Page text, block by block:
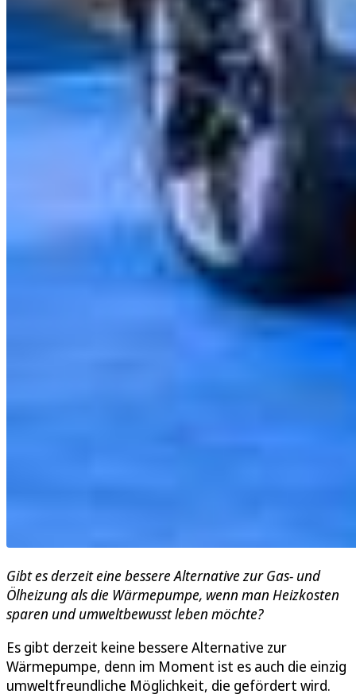
Gibt es derzeit eine bessere Alternativezur Gas- und
Ölheizungals die Wärmepumpe, wenn man Heizkosten
sparen und umweltbewusst leben möchte?
Es gibt derzeit keine bessere Alternative zur
Wärmepumpe, denn im Moment ist es auch die einzig
umweltfreundliche Möglichkeit, die gefördert wird.